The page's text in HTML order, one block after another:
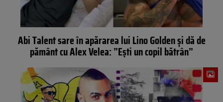
Abi Talent sare în apărarea lui Lino Golden și dă de
pământ cu Alex Velea: ”Ești un copil bătrân”